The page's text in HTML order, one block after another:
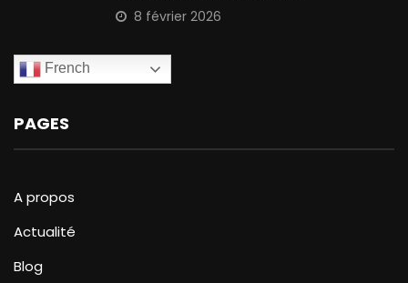
8 février 2026
French
PAGES
A propos
Actualité
Blog